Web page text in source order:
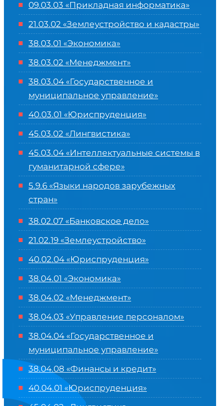
09.03.03 «Прикладная информатика»
21.03.02 «Землеустройство и кадастры»
38.03.01 «Экономика»
38.03.02 «Менеджмент»
38.03.04 «Государственное и
муниципальное управление»
40.03.01 «Юриспруденция»
45.03.02 «Лингвистика»
45.03.04 «Интеллектуальные системы в
гуманитарной сфере»
5.9.6 «Языки народов зарубежных
стран»
38.02.07 «Банковское дело»
21.02.19 «Землеустройство»
40.02.04 «Юриспруденция»
38.04.01 «Экономика»
38.04.02 «Менеджмент»
38.04.03 «Управление персоналом»
38.04.04 «Государственное и
муниципальное управление»
38.04.08 «Финансы и кредит»
40.04.01 «Юриспруденция»